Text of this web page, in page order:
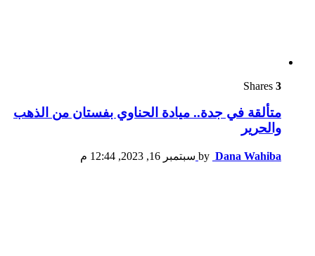
3
متألقة في جدة.. ميادة الحناوي بفستان من الذهب
والحرير
by Dana Wahiba سبتمبر 16, 2023, 12:44 م